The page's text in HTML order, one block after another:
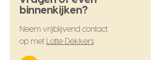
binnenkijken?
Neem vrijblijvend contact
op met
Lotte Dekkers